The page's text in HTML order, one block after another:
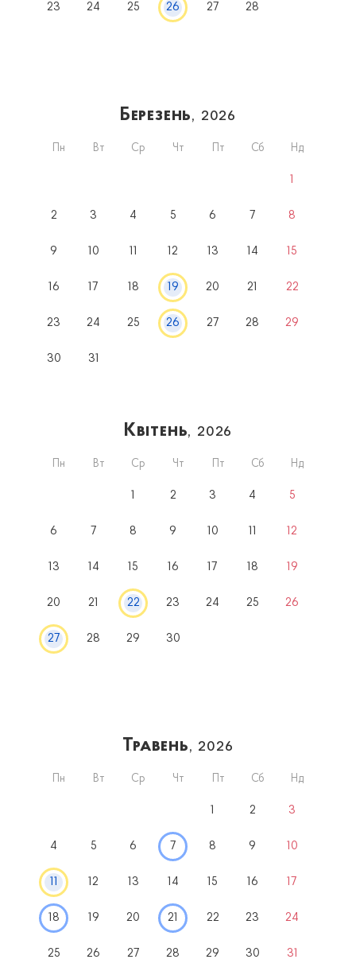
23 24 25 26 27 28
Березень, 2026
Пн Вт Ср Чт Пт Сб Нд
1
2 3 4 5 6 7 8
9 10 11 12 13 14 15
16 17 18 19 20 21 22
23 24 25 26 27 28 29
30 31
Квітень, 2026
Пн Вт Ср Чт Пт Сб Нд
1 2 3 4 5
6 7 8 9 10 11 12
13 14 15 16 17 18 19
20 21 22 23 24 25 26
27 28 29 30
Травень, 2026
Пн Вт Ср Чт Пт Сб Нд
1 2 3
4 5 6 7 8 9 10
11 12 13 14 15 16 17
18 19 20 21 22 23 24
25 26 27 28 29 30 31